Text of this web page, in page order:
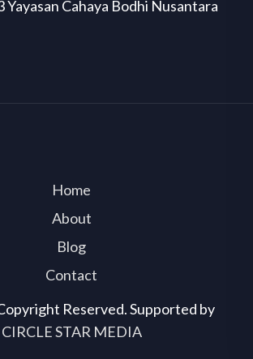
Cahaya Bodhi Nusantara
Reserved. Supported by
CIRCLE STAR MEDIA
Home
About
Blog
Contact